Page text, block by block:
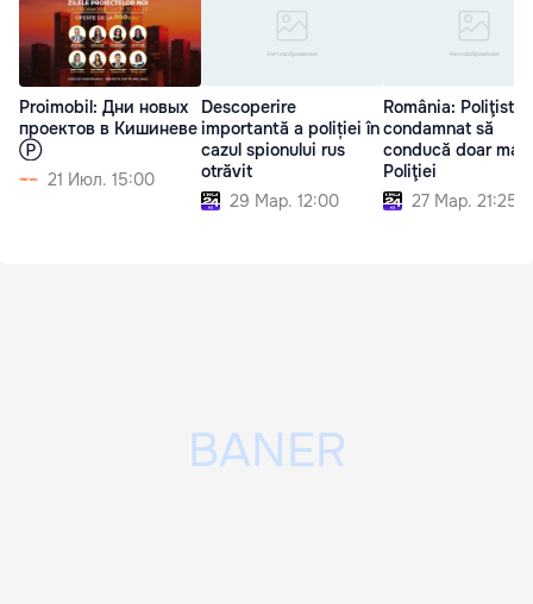
Proimobil: Дни новых
проектов в Кишиневе
Ⓟ
21 Июл. 15:00
Descoperire
importantă a poliției în
cazul spionului rus
otrăvit
29 Мар. 12:00
România: Poliţist
condamnat să
conducă doar
Poliţiei
27 Мар. 21:25